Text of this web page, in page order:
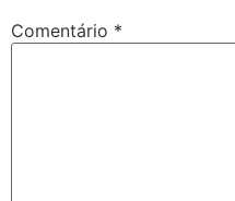
Comentário *